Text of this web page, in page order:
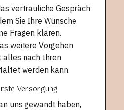
vertrauliche Gespräch
Sie Ihre Wünsche
Fragen klären.
weitere Vorgehen
alles nach Ihren
werden kann.
Versorgung
uns gewandt haben,